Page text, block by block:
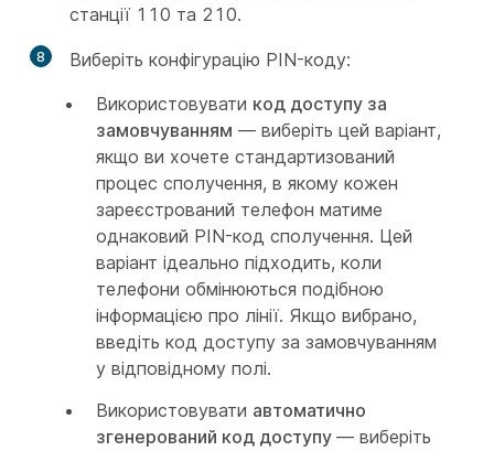
станції 110 та 210.
8
Виберіть конфігурацію PIN-коду:
Використовувати код доступу за
замовчуванням — виберіть цей варіант,
якщо ви хочете стандартизований
процес сполучення, в якому кожен
зареєстрований телефон матиме
однаковий PIN-код сполучення. Цей
варіант ідеально підходить, коли
телефони обмінюються подібною
інформацією про лінії. Якщо вибрано,
введіть код доступу за замовчуванням
у відповідному полі.
Використовувати автоматично
згенерований код доступу — виберіть